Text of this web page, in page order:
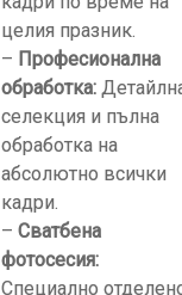
целия празник.
– Професионална
обработка:
селекция и пълна
обработка на
абсолютно всички
кадри.
–Сватбена
фотосесия:
Специално